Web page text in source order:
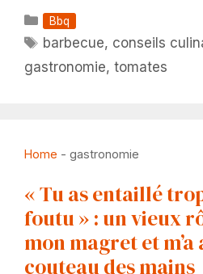
Catégories
Bbq
Étiquettes
barbecue, conseils
gastronomie, tomates
Home - gastronomie
« Tu as entaillé
foutu » : un vieux
mon magret et
couteau des mains